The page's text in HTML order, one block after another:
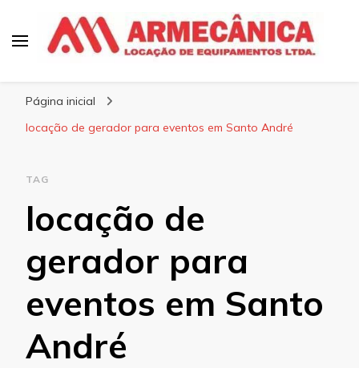
Página inicial
locação de gerador para eventos em Santo André
TAG
locação de
gerador para
eventos em Santo
André